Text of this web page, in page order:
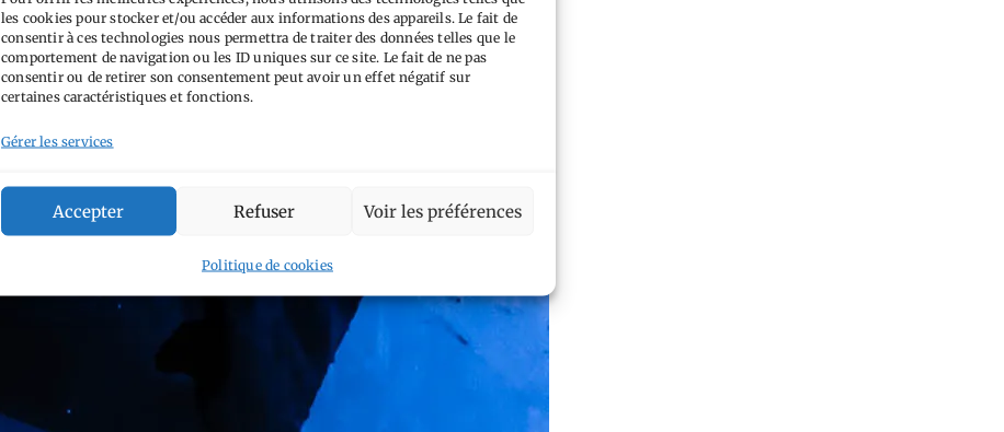
les cookies pour stocker et/ou accéder aux informations des appareils. Le fait de
consentir à ces technologies nous permettra de traiter des données telles que le
comportement de navigation ou les ID uniques sur ce site. Le fait de ne pas
consentir ou de retirer son consentement peut avoir un effet négatif sur
certaines caractéristiques et fonctions.
Gérer les services
Accepter Refuser Voir les préférences
Politique de cookies